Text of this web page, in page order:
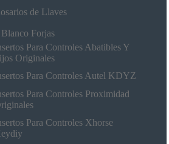
de Llaves
Forjas
Para Controles Abatibles Y
Originales
Para Controles Autel KDYZ
Para Controles Proximidad
Para Controles Xhorse